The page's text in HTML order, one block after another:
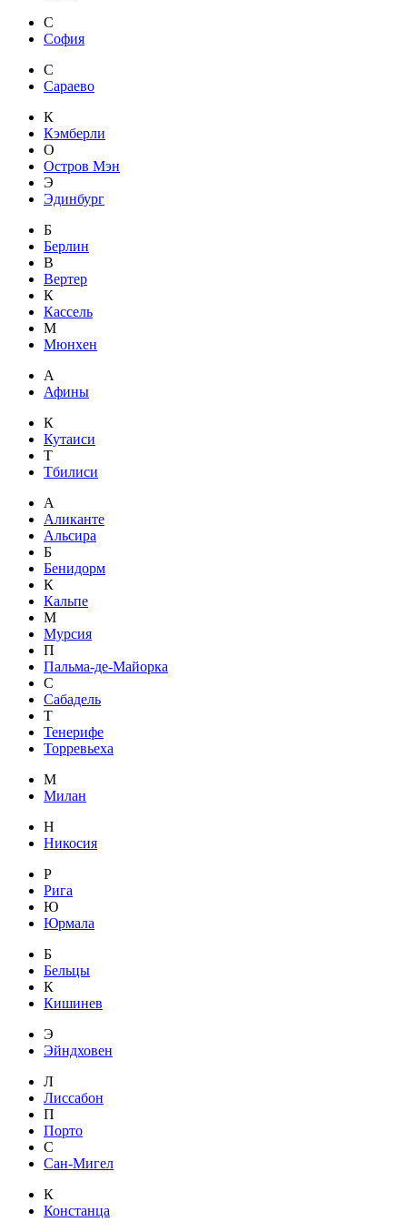
С
София
С
Сараево
К
Кэмберли
О
Остров Мэн
Э
Эдинбург
Б
Берлин
В
Вертер
К
Кассель
М
Мюнхен
А
Афины
К
Кутаиси
Т
Тбилиси
А
Аликанте
Альсира
Б
Бенидорм
К
Кальпе
М
Мурсия
П
Пальма-де-Майорка
С
Сабадель
Т
Тенерифе
Торревьеха
М
Милан
Н
Никосия
Р
Рига
Ю
Юрмала
Б
Бельцы
К
Кишинев
Э
Эйндховен
Л
Лиссабон
П
Порто
С
Сан-Мигел
К
Констанца